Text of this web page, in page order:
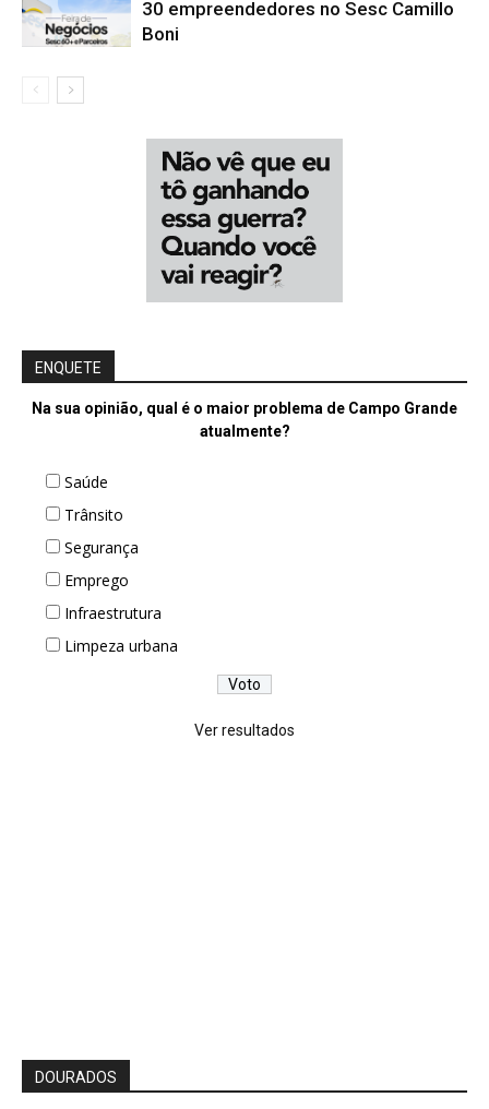
30 empreendedores no Sesc Camillo
Boni
ENQUETE
Na sua opinião, qual é o maior problema de Campo Grande
atualmente?
Saúde
Trânsito
Segurança
Emprego
Infraestrutura
Limpeza urbana
Ver resultados
DOURADOS